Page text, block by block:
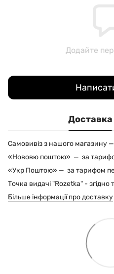
Додайте
Доставка
Самовивіз з нашого магазину
«Нововю поштою» — за
«Укр Поштою» — за тарифом
Точка видачі "Rozetka" - згідно
Більше інформації про доставку